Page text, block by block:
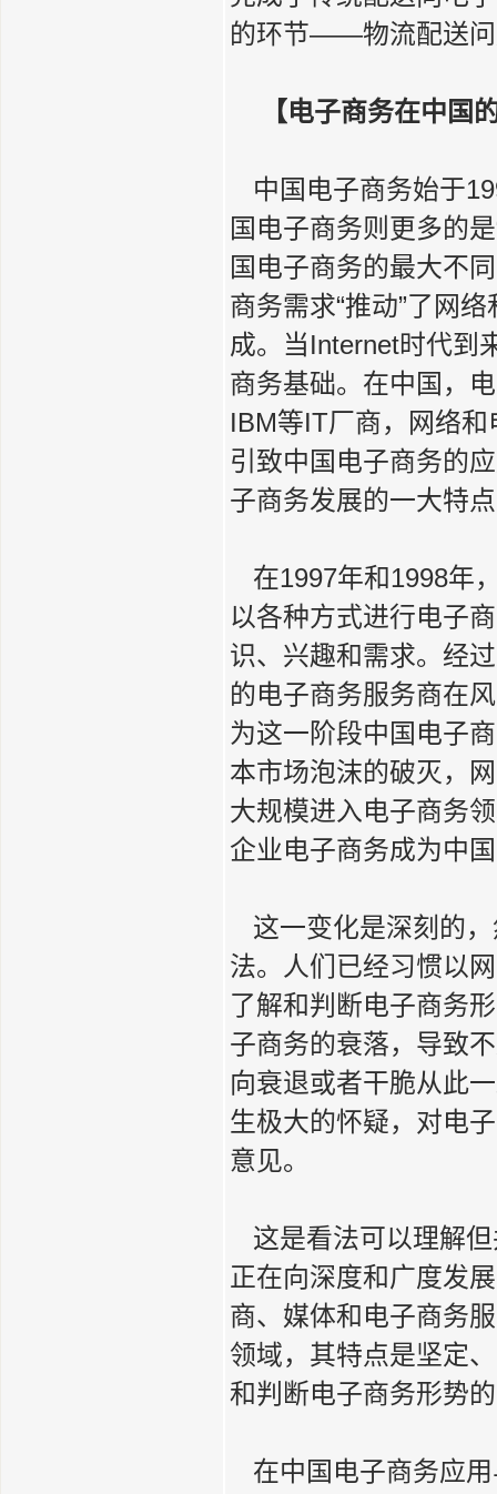
的环节——物流配送问
【电子商务在中国
中国电子商务始于
国电子商务则更多的
国电子商务的最大不
商务需求“推动”了网
成。当Internet时代到
商务基础。在中国，
IBM等IT厂商，网络和
引致中国电子商务的
子商务发展的一大特
在1997年和1998年
以各种方式进行电子
识、兴趣和需求。经
的电子商务服务商在
为这一阶段中国电子
本市场泡沫的破灭，
大规模进入电子商务
企业电子商务成为中
这一变化是深刻的
法。人们已经习惯以
了解和判断电子商务
子商务的衰落，导致
向衰退或者干脆从此
生极大的怀疑，对电
意见。
这是看法可以理解
正在向深度和广度发
商、媒体和电子商务
领域，其特点是坚定
和判断电子商务形势
在中国电子商务应